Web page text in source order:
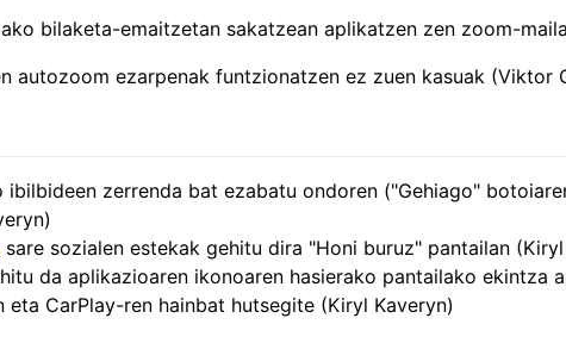
bilaketa-emaitzetan sakatzean aplikatzen zen zoom-
autozoom ezarpenak funtzionatzen ez zuen kasuak (Viktor
ibilbideen zerrenda bat ezabatu ondoren ("Gehiago"
sare sozialen estekak gehitu dira "Honi buruz" pantailan
da aplikazioaren ikonoaren hasierako pantailako ekintza
eta CarPlay-ren hainbat hutsegite (Kiryl Kaveryn)